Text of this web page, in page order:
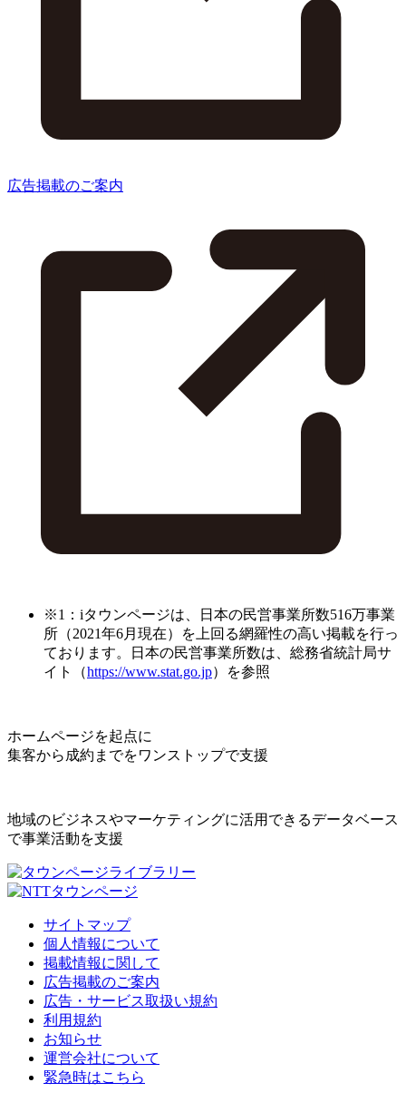
広告掲載のご案内
※1：iタウンページは、日本の民営事業所数516万事業
所（2021年6月現在）を上回る網羅性の高い掲載を行っ
ております。日本の民営事業所数は、総務省統計局サ
イト（https://www.stat.go.jp）を参照
ホームページを起点に
集客から成約までをワンストップで支援
地域のビジネスやマーケティングに活用できるデータベース
で事業活動を支援
サイトマップ
個人情報について
掲載情報に関して
広告掲載のご案内
広告・サービス取扱い規約
利用規約
お知らせ
運営会社について
緊急時はこちら